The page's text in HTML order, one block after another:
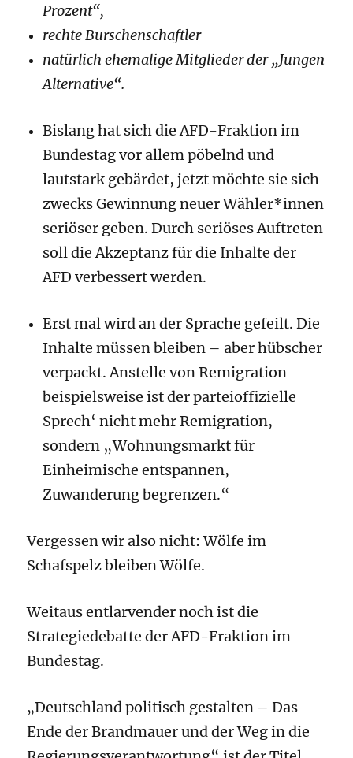
Prozent“,
rechte Burschenschaftler
natürlich ehemalige Mitglieder der „Jungen
Alternative“.
Bislang hat sich die AFD-Fraktion im
Bundestag vor allem pöbelnd und
lautstark gebärdet, jetzt möchte sie sich
zwecks Gewinnung neuer Wähler*innen
seriöser geben. Durch seriöses Auftreten
soll die Akzeptanz für die Inhalte der
AFD verbessert werden.
Erst mal wird an der Sprache gefeilt. Die
Inhalte müssen bleiben – aber hübscher
verpackt. Anstelle von Remigration
beispielsweise ist der parteioffizielle
Sprech‘ nicht mehr Remigration,
sondern „Wohnungsmarkt für
Einheimische entspannen,
Zuwanderung begrenzen.“
Vergessen wir also nicht: Wölfe im
Schafspelz bleiben Wölfe.
Weitaus entlarvender noch ist die
Strategiedebatte der AFD-Fraktion im
Bundestag.
„Deutschland politisch gestalten – Das
Ende der Brandmauer und der Weg in die